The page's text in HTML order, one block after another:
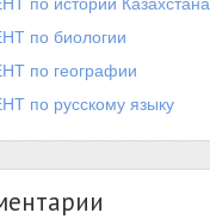
по биологии
по географии
по русскому языку